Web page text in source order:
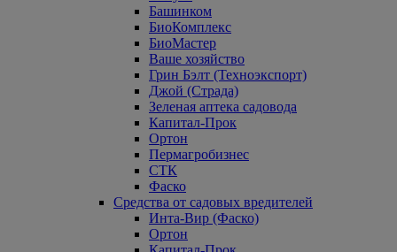
Башинком
БиоКомплекс
БиоМастер
Ваше хозяйство
Грин Бэлт (Техноэкспорт)
Джой (Страда)
Зеленая аптека садовода
Капитал-Прок
Ортон
Пермагробизнес
СТК
Фаско
Средства от садовых вредителей
Инта-Вир (Фаско)
Ортон